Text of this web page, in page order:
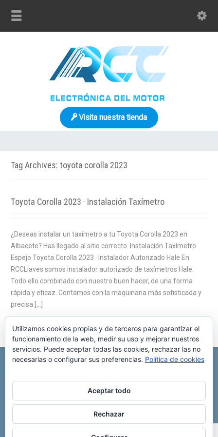
Visita nuestra tienda
Tag Archives: toyota corolla 2023
Toyota Corolla 2023 · Instalación Taxímetro
¿Deseas instalar un taxímetro a tu Toyota Corolla 2023 en
Albacete? Has llegado al sitio correcto. Instalación Taxímetro
Espejo Toyota Corolla 2023 · Instalador Autorizado Hale En
RCCLlaves somos instalador autorizado de taxímetros Hale.
Todo ello combinado con nuestro buen hacer, de una forma
rápida y eficaz. Contamos con la maquinaria más sofisticada y
precisa […]
REPARACIÓN CENTRALITA DE COCHE
C/ Virgen del pilar, 6 ,
Copyright © 2025 Reparación Centralita De Coche
Utilizamos cookies propias y de terceros para garantizar el
funcionamiento de la web, medir su uso y mejorar nuestros
servicios. Puede aceptar todas las cookies, rechazar las no
necesarias o configurar sus preferencias. Política de cookies
Aceptar todo
Rechazar